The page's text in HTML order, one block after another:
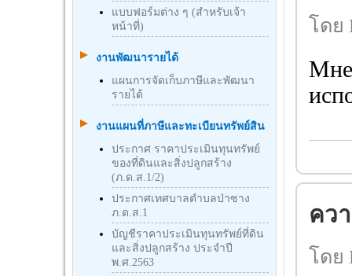
แบบฟอร์มต่าง ๆ (สำหรับเจ้า
หน้าที่)
งานพัฒนารายได้
แผนการจัดเก็บภาษีและพัฒนา
รายได้
งานแผนที่ภาษีและทะเบียนทรัพย์สิน
ประกาศ ราคาประเมินทุนทรัพย์
ของที่ดินและสิ่งปลูกสร้าง
(ภ.ด.ส.1/2)
ประกาศเทศบาลตำบลป่าซาง
ภ.ด.ส.1
บัญชีราคาประเมินทุนทรัพย์ที่ดิน
และสิ่งปลูกสร้าง ประจำปี
พ.ศ.2563
โดย
Мне
คว
โดย